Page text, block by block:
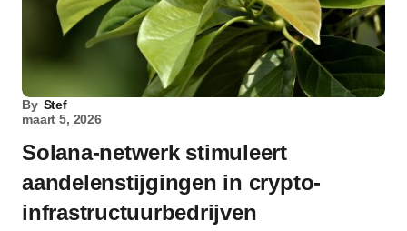
By Stef
maart 5, 2026
Solana-netwerk stimuleert
aandelenstijgingen in crypto-
infrastructuurbedrijven